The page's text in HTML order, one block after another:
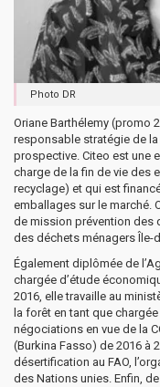
Photo DR
Oriane Barthélemy (promo
responsable stratégie de
prospective. Citeo est une
charge de la fin de vie des
recyclage) et qui est
emballages sur le marché.
de mission prévention des
des déchets ménagers Île-
Également diplômée de
chargée d’étude
2016, elle travaille au
la forêt en tant que
négociations en vue de la
(Burkina Fasso) de 2016 à
désertification au FAO,
des Nations unies. Enfin,